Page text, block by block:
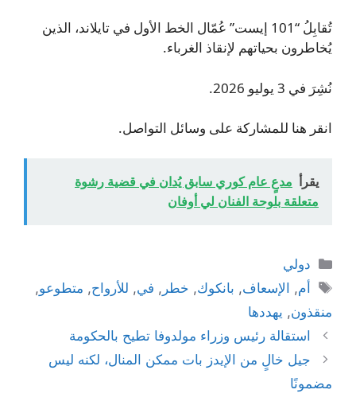
تُقابِلُ “101 إيست” عُمّال الخط الأول في تايلاند، الذين
يُخاطرون بحياتهم لإنقاذ الغرباء.
نُشِرَ في 3 يوليو 2026.
انقر هنا للمشاركة على وسائل التواصل.
يقرأ مدعٍ عام كوري سابق يُدان في قضية رشوة
متعلقة بلوحة الفنان لي أوفان
التصنيفات
دولي
الوسوم
أم, الإسعاف, بانكوك, خطر , في, للأرواح, متطوعو,
منقذون, يهددها
استقالة رئيس وزراء مولدوفا تطيح بالحكومة
جيل خالٍ من الإيدز بات ممكن المنال، لكنه ليس
مضمونًا